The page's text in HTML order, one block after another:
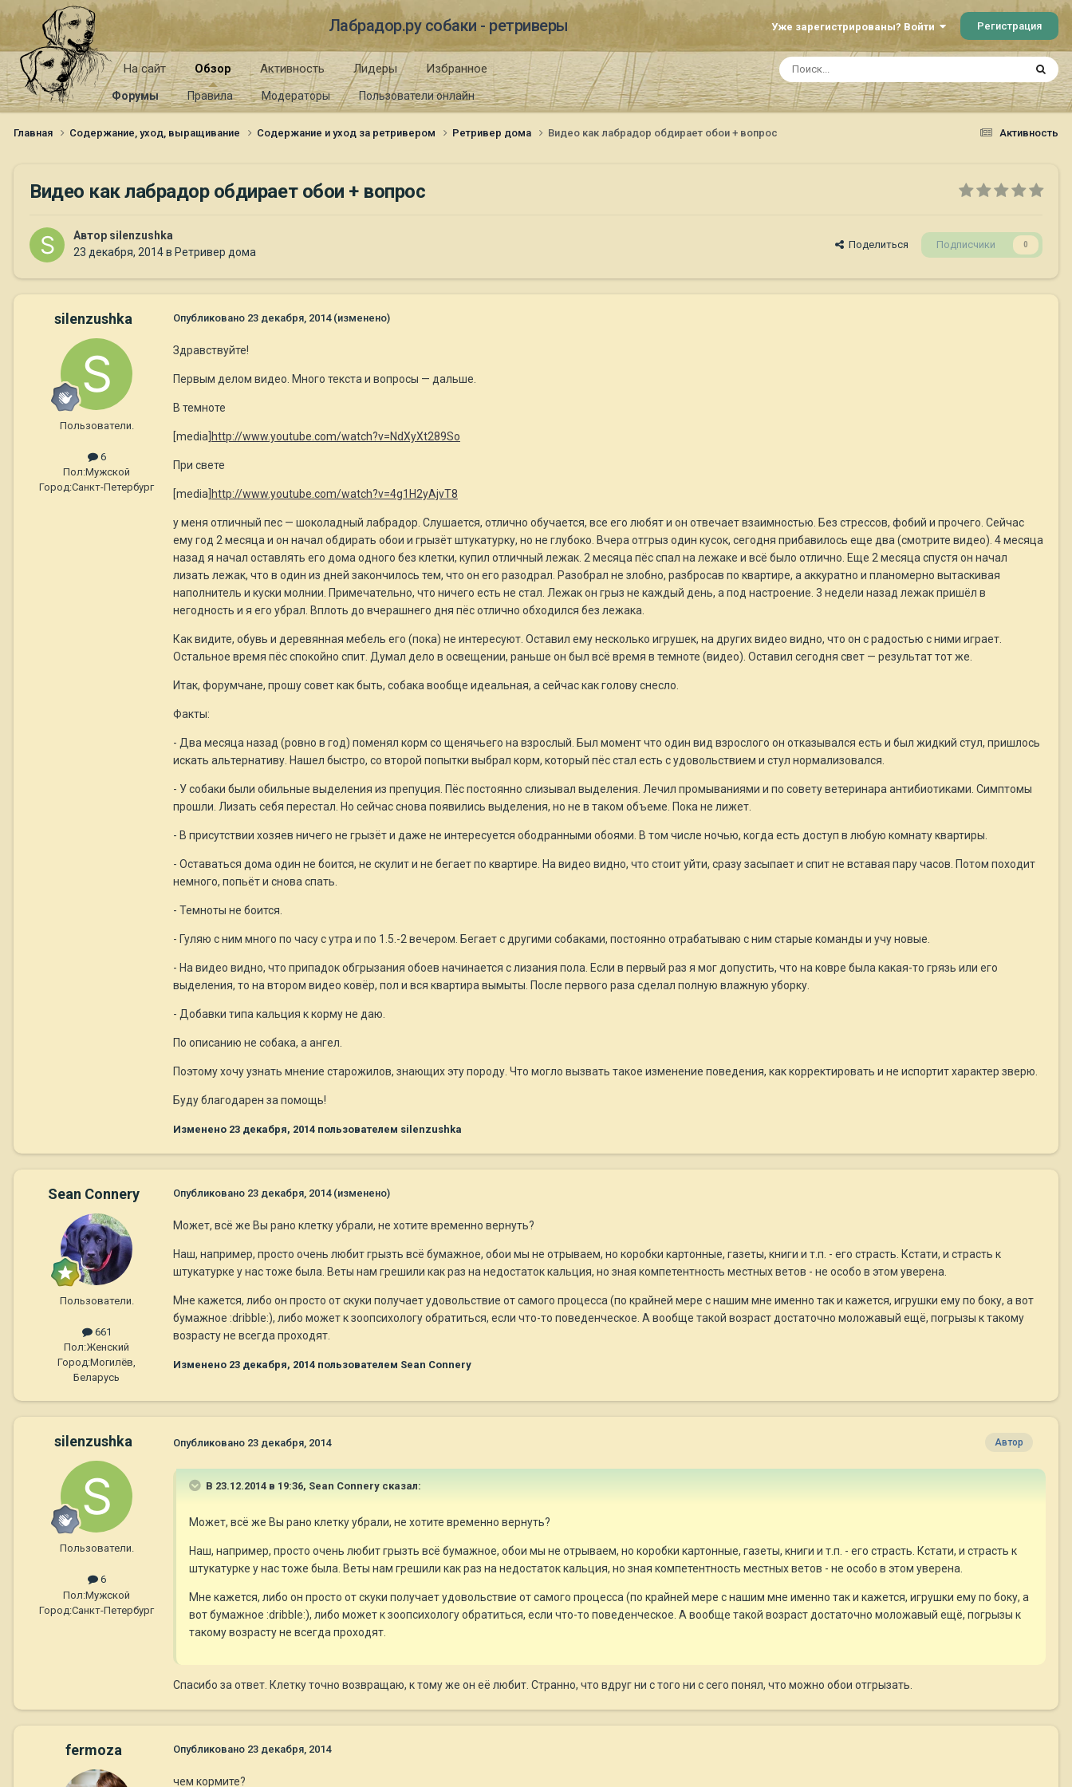
Лабрадор.ру собаки - ретриверы Уже зарегистрированы? Войти Регистрация
На сайт Обзор
Форумы Правила Модераторы Пользователи онлайн
Активность Лидеры Избранное
Активность
Главная Содержание, уход, выращивание Содержание и уход за ретривером Ретривер дома Видео как лабрадор обдирает обои + вопрос
Видео как лабрадор обдирает обои + вопрос
Автор silenzushka
23 декабря, 2014в Ретривер дома
Поделиться Подписчики 0
silenzushka
Пользователи.
6
Пол:Мужской
Город:Санкт-Петербург
Опубликовано 23 декабря, 2014 (изменено)
Здравствуйте!
Первым делом видео. Много текста и вопросы — дальше.
В темноте
[media ]http://www.youtube.com/watch?v=NdXyXt289So
При свете
[media ]http://www.youtube.com/watch?v=4g1H2yAjvT8
у меня отличный пес — шоколадный лабрадор. Слушается, отлично обучается, все его любят и он отвечает взаимностью. Без стрессов, фобий и прочего. Сейчас
ему год 2 месяца и он начал обдирать обои и грызёт штукатурку, но не глубоко. Вчера отгрыз один кусок, сегодня прибавилось еще два (смотрите видео). 4 месяца
назад я начал оставлять его дома одного без клетки, купил отличный лежак. 2 месяца пёс спал на лежаке и всё было отлично. Еще 2 месяца спустя он начал
лизать лежак, что в один из дней закончилось тем, что он его разодрал. Разобрал не злобно, разбросав по квартире, а аккуратно и планомерно вытаскивая
наполнитель и куски молнии. Примечательно, что ничего есть не стал. Лежак он грыз не каждый день, а под настроение. 3 недели назад лежак пришёл в
негодность и я его убрал. Вплоть до вчерашнего дня пёс отлично обходился без лежака.
Как видите, обувь и деревянная мебель его (пока) не интересуют. Оставил ему несколько игрушек, на других видео видно, что он с радостью с ними играет.
Остальное время пёс спокойно спит. Думал дело в освещении, раньше он был всё время в темноте (видео). Оставил сегодня свет — результат тот же.
Итак, форумчане, прошу совет как быть, собака вообще идеальная, а сейчас как голову снесло.
Факты:
- Два месяца назад (ровно в год) поменял корм со щенячьего на взрослый. Был момент что один вид взрослого он отказывался есть и был жидкий стул, пришлось
искать альтернативу. Нашел быстро, со второй попытки выбрал корм, который пёс стал есть с удовольствием и стул нормализовался.
- У собаки были обильные выделения из препуция. Пёс постоянно слизывал выделения. Лечил промываниями и по совету ветеринара антибиотиками. Симптомы
прошли. Лизать себя перестал. Но сейчас снова появились выделения, но не в таком объеме. Пока не лижет.
- В присутствии хозяев ничего не грызёт и даже не интересуется ободранными обоями. В том числе ночью, когда есть доступ в любую комнату квартиры.
- Оставаться дома один не боится, не скулит и не бегает по квартире. На видео видно, что стоит уйти, сразу засыпает и спит не вставая пару часов. Потом походит
немного, попьёт и снова спать.
- Темноты не боится.
- Гуляю с ним много по часу с утра и по 1.5.-2 вечером. Бегает с другими собаками, постоянно отрабатываю с ним старые команды и учу новые.
- На видео видно, что припадок обгрызания обоев начинается с лизания пола. Если в первый раз я мог допустить, что на ковре была какая-то грязь или его
выделения, то на втором видео ковёр, пол и вся квартира вымыты. После первого раза сделал полную влажную уборку.
- Добавки типа кальция к корму не даю.
По описанию не собака, а ангел.
Поэтому хочу узнать мнение старожилов, знающих эту породу. Что могло вызвать такое изменение поведения, как корректировать и не испортит характер зверю.
Буду благодарен за помощь!
Изменено 23 декабря, 2014 пользователем silenzushka
Sean Connery
Пользователи.
661
Пол:Женский
Город:Могилёв,
Беларусь
Опубликовано 23 декабря, 2014 (изменено)
Может, всё же Вы рано клетку убрали, не хотите временно вернуть?
Наш, например, просто очень любит грызть всё бумажное, обои мы не отрываем, но коробки картонные, газеты, книги и т.п. - его страсть. Кстати, и страсть к
штукатурке у нас тоже была. Веты нам грешили как раз на недостаток кальция, но зная компетентность местных ветов - не особо в этом уверена.
Мне кажется, либо он просто от скуки получает удовольствие от самого процесса (по крайней мере с нашим мне именно так и кажется, игрушки ему по боку, а вот
бумажное :dribble:), либо может к зоопсихологу обратиться, если что-то поведенческое. А вообще такой возраст достаточно моложавый ещё, погрызы к такому
возрасту не всегда проходят.
Изменено 23 декабря, 2014 пользователем Sean Connery
silenzushka
Пользователи.
6
Пол:Мужской
Город:Санкт-Петербург
Автор
Опубликовано 23 декабря, 2014
В 23.12.2014 в 19:36, Sean Connery сказал:
Может, всё же Вы рано клетку убрали, не хотите временно вернуть?
Наш, например, просто очень любит грызть всё бумажное, обои мы не отрываем, но коробки картонные, газеты, книги и т.п. - его страсть. Кстати, и страсть к
штукатурке у нас тоже была. Веты нам грешили как раз на недостаток кальция, но зная компетентность местных ветов - не особо в этом уверена.
Мне кажется, либо он просто от скуки получает удовольствие от самого процесса (по крайней мере с нашим мне именно так и кажется, игрушки ему по боку, а
вот бумажное :dribble:), либо может к зоопсихологу обратиться, если что-то поведенческое. А вообще такой возраст достаточно моложавый ещё, погрызы к
такому возрасту не всегда проходят.
Спасибо за ответ. Клетку точно возвращаю, к тому же он её любит. Странно, что вдруг ни с того ни с сего понял, что можно обои отгрызать.
fermoza Опубликовано 23 декабря, 2014
чем кормите?